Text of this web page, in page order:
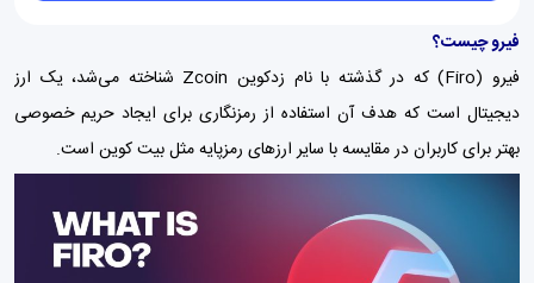
فیرو چیست؟
فیرو (Firo) که در گذشته با نام زدکوین Zcoin شناخته می‌شد، یک ارز
دیجیتال است که هدف آن استفاده از رمزنگاری برای ایجاد حریم خصوصی
بهتر برای کاربران در مقایسه با سایر ارزهای رمزپایه مثل بیت کوین است.